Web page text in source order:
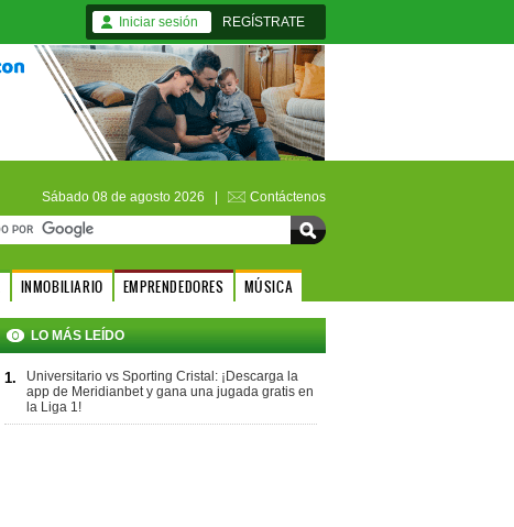
Iniciar sesión REGÍSTRATE
Sábado 08 de agosto 2026 | Contáctenos
INMOBILIARIO EMPRENDEDORES MÚSICA
LO MÁS LEÍDO
1.
Universitario vs Sporting Cristal: ¡Descarga la
app de Meridianbet y gana una jugada gratis en
la Liga 1!